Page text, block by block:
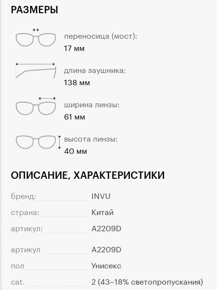
ОПИСАНИЕ, ХАРАКТЕРИСТИКИ
бренд:
INVU
страна:
Китай
артикул:
A2209D
артикул
A2209D
пол
Унисекс
cat.
2 (43–18% светопропускания)
РАЗМЕРЫ
переносица (мост):
17 мм
длина заушника:
138 мм
ширина линзы:
61 мм
высота линзы:
40 мм